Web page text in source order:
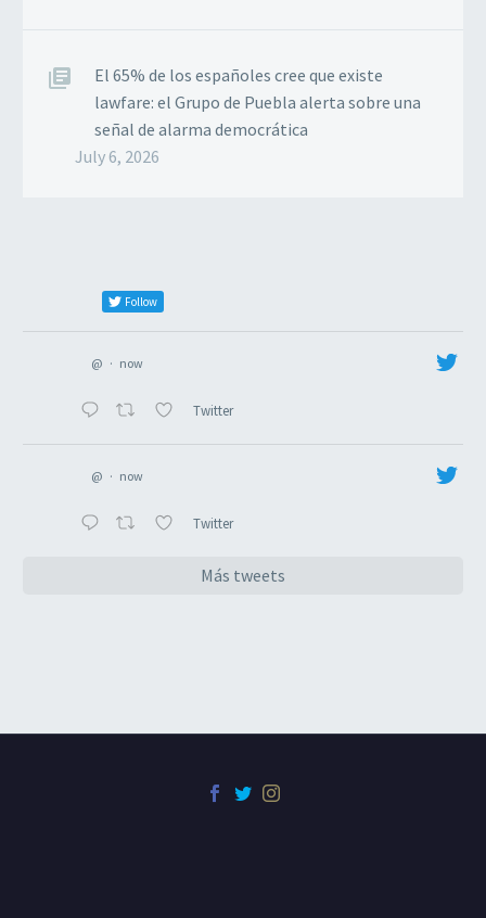
El 65% de los españoles cree que existe
lawfare: el Grupo de Puebla alerta sobre una
señal de alarma democrática
July 6, 2026
Follow
@ · now
Twitter
@ · now
Twitter
Más tweets